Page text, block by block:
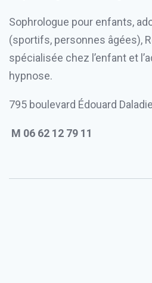
Sophrologue pour enfants,
(sportifs, personnes âgées),
spécialisée chez l’enfant et
hypnose.
795 boulevard Édouard
M 06 62 12 79 11